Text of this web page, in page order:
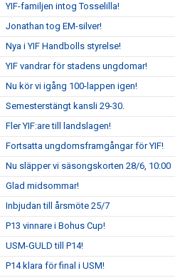
YIF-familjen intog Tosselilla!
Jonathan tog EM-silver!
Nya i YIF Handbolls styrelse!
YIF vandrar för stadens ungdomar!
Nu kör vi igång 100-lappen igen!
Semesterstängt kansli 29-30.
Fler YIF:are till landslagen!
Fortsatta ungdomsframgångar för YIF!
Nu släpper vi säsongskorten 28/6, 10:00
Glad midsommar!
Inbjudan till årsmöte 25/7
P13 vinnare i Bohus Cup!
USM-GULD till P14!
P14 klara för final i USM!